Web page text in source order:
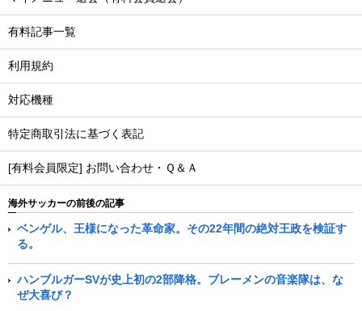
有料記事一覧
利用規約
対応機種
特定商取引法に基づく表記
[有料会員限定] お問い合わせ・Ｑ＆Ａ
海外サッカーの前後の記事
ベンゲル、王様になった革命家。その22年間の絶対王政を検証す
る。
ハンブルガーSVが史上初の2部降格。ブレーメンの音楽隊は、な
ぜ大喜び？